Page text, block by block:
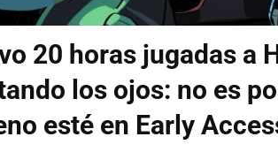
20 horas jugadas a
los ojos: no es
esté en Early